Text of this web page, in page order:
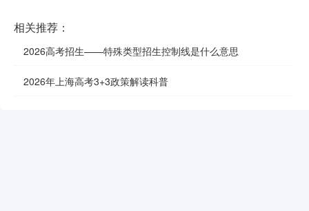
相关推荐：
2026高考招生——特殊类型招生控制线是什么意思
2026年上海高考3+3政策解读科普